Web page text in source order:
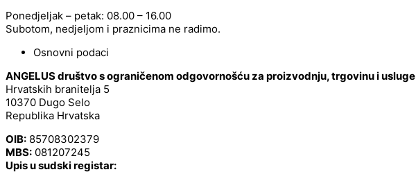
Ponedjeljak – petak: 08.00 – 16.00
Subotom, nedjeljom i praznicima ne radimo.
Osnovni podaci
ANGELUS društvo s ograničenom odgovornošću za proizvodnju, trgovinu i usluge
Hrvatskih branitelja 5
10370 Dugo Selo
Republika Hrvatska
OIB: 85708302379
MBS: 081207245
Upis u sudski registar: